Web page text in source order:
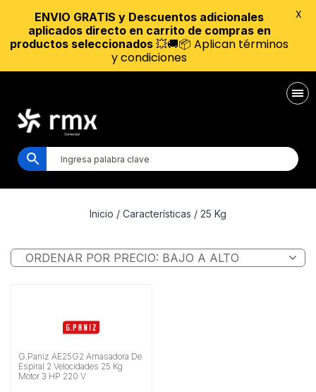
Inicio / Características / 25 Kg
G.Paniz AE25G2 Amasadora De
Espiral 2 Velocidades 25 Kg
Motor 3 HP 220 V
ENVIO GRATIS y Descuentos adicionales
aplicados directo en carrito de compras en
productos seleccionados 💥🚚📦 Aplican términos
y condiciones
X